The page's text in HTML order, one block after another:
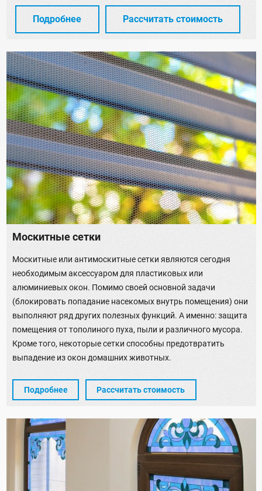
Подробнее Рассчитать стоимость
Москитные сетки
Москитные или антимоскитные сетки являются сегодня
необходимым аксессуаром для пластиковых или
алюминиевых окон. Помимо своей основной задачи
(блокировать попадание насекомых внутрь помещения) они
выполняют ряд других полезных функций. А именно: защита
помещения от тополиного пуха, пыли и различного мусора.
Кроме того, некоторые сетки способны предотвратить
выпадение из окон домашних животных.
Подробнее Рассчитать стоимость